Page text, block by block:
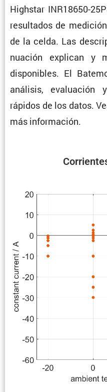
Highstar INR18650-
resul­tados de
de la celda. Las
nua­ción explican y
dispo­ni­bles. El
análisis, evalua­ción
rápidos de los datos.
más información.